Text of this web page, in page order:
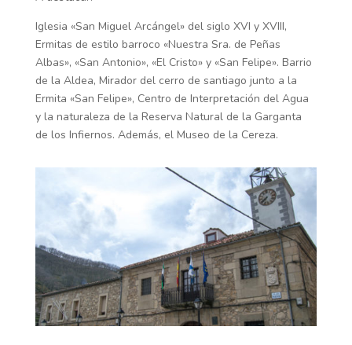
Iglesia «San Miguel Arcángel» del siglo XVI y XVIII,
Ermitas de estilo barroco «Nuestra Sra. de Peñas
Albas», «San Antonio», «El Cristo» y «San Felipe». Barrio
de la Aldea, Mirador del cerro de santiago junto a la
Ermita «San Felipe», Centro de Interpretación del Agua
y la naturaleza de la Reserva Natural de la Garganta
de los Infiernos. Además, el Museo de la Cereza.